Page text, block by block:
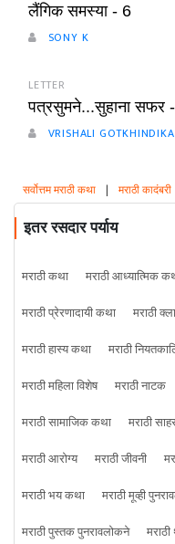
लैंगिक समस्या - 6
SONY K
LETTER
पत्रसुमने...सुहाना सफर
VRISHALI
सर्वोत्तम मराठी कथा | मराठी कादंबरी
इतर रसदार पर्याय
मराठी कथा मराठी आध्यात्मिक
मराठी प्रेरणादायी कथा
मराठी
मराठी हास्य कथा
मराठी
मराठी महिला विशेष
मराठी नाटक
मराठी सामाजिक कथा
मराठी
मराठी आरोग्य
मराठी जीवनी
मराठी भय कथा
मराठी मूव्ही
मराठी पुस्तक पुनरावलोकने